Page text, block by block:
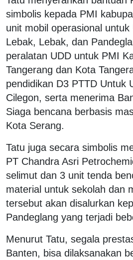
simbolis kepada PMI
unit mobil operasional untuk
Lebak, Lebak, dan
peralatan UDD untuk PMI
Tangerang dan Kota
pendidikan D3 PTTD Untuk
Cilegon, serta menerima
Siaga bencana berbasis
Kota Serang.
Tatu juga secara simbolis
PT Chandra Asri
selimut dan 3 unit tenda
material untuk sekolah dan
tersebut akan disalurkan
Pandeglang yang terjadi
Menurut Tatu, segala
Banten, bisa dilaksanakan